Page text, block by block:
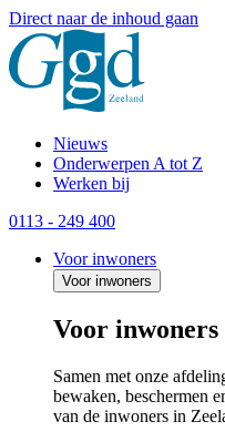
Direct naar de inhoud gaan
Nieuws
Onderwerpen A tot Z
Werken bij
0113 - 249 400
Voor inwoners
Voor inwoners
Voor inwoners
Samen met onze
bewaken, beschermen
van de inwoners in